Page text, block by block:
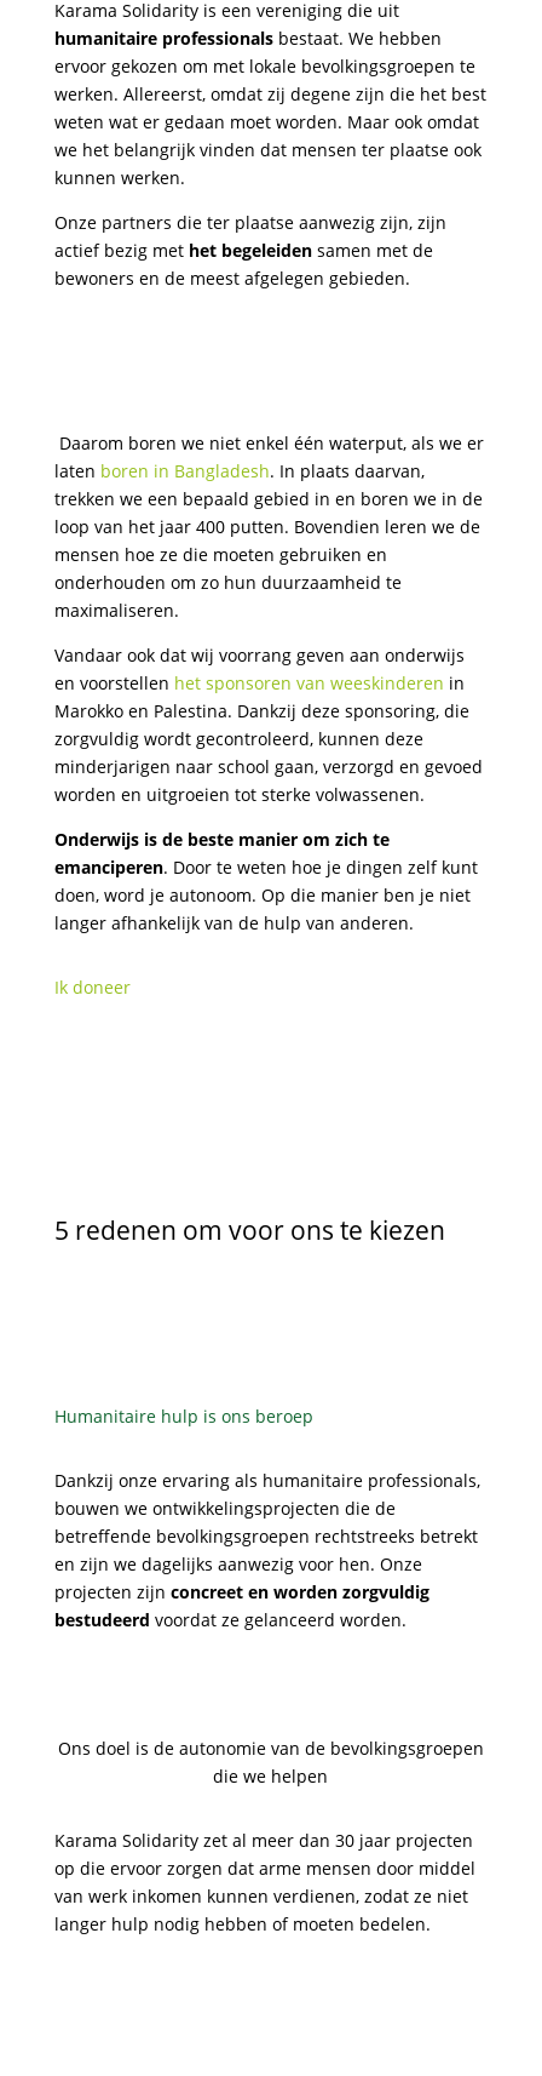
Karama Solidarity is een vereniging die uit
humanitaire professionalsbestaat. We hebben
ervoor gekozen om met lokale bevolkingsgroepen te
werken. Allereerst, omdat zij degene zijn die het best
weten wat er gedaan moet worden. Maar ook omdat
we het belangrijk vinden dat mensen ter plaatse ook
kunnen werken.
Onze partners die ter plaatse aanwezig zijn, zijn
actief bezig met het begeleidensamen met de
bewoners en de meest afgelegen gebieden.
Daarom boren we niet enkel één waterput, als we er
laten boren in Bangladesh. In plaats daarvan,
trekken we een bepaald gebied in en boren we in de
loop van het jaar 400 putten. Bovendien leren we de
mensen hoe ze die moeten gebruiken en
onderhouden om zo hun duurzaamheid te
maximaliseren.
Vandaar ook dat wij voorrang geven aan onderwijs
en voorstellen het sponsoren van weeskinderen in
Marokko en Palestina. Dankzij deze sponsoring, die
zorgvuldig wordt gecontroleerd, kunnen deze
minderjarigen naar school gaan, verzorgd en gevoed
worden en uitgroeien tot sterke volwassenen.
Onderwijs is de beste manier om zich te
emanciperen. Door te weten hoe je dingen zelf kunt
doen, word je autonoom. Op die manier ben je niet
langer afhankelijk van de hulp van anderen.
Ik doneer
5 redenen om voor ons te kiezen
Humanitaire hulp is ons beroep
Dankzij onze ervaring als humanitaire professionals,
bouwen we ontwikkelingsprojecten die de
betreffende bevolkingsgroepen rechtstreeks betrekt
en zijn we dagelijks aanwezig voor hen. Onze
projecten zijn concreet en worden zorgvuldig
bestudeerd voordat ze gelanceerd worden.
Ons doel is de autonomie van de bevolkingsgroepen
die we helpen
Karama Solidarity zet al meer dan 30 jaar projecten
op die ervoor zorgen dat arme mensen door middel
van werk inkomen kunnen verdienen, zodat ze niet
langer hulp nodig hebben of moeten bedelen.